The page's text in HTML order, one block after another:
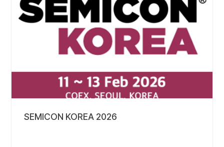
SEMICON KOREA 2026